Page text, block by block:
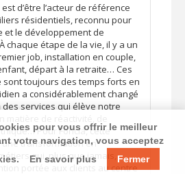
d’être l’acteur de référence
résidentiels, reconnu pour
et le développement de
chaque étape de la vie, il y a un
job, installation en couple,
départ à la retraite… Ces
sont toujours des temps forts en
a considérablement changé
services qui élève notre
Pour Foncia, cette
transformation en
qui, plus que jamais,
portée aux clients au centre
pour vous offrir le meilleur
votre navigation, vous acceptez
En savoir plus Fermer